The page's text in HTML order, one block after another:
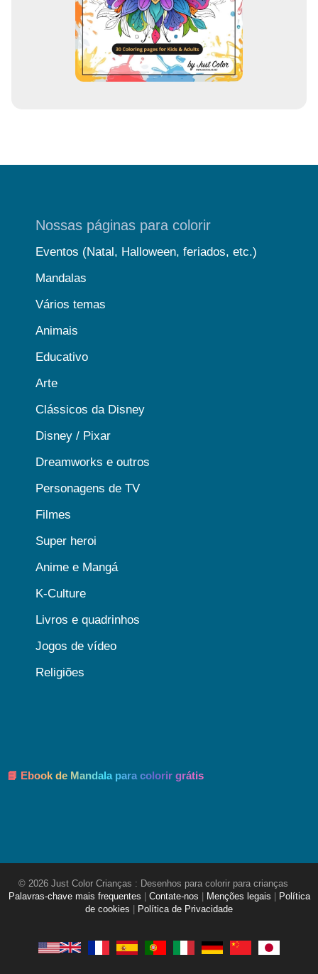
Nossas páginas para colorir
Eventos (Natal, Halloween, feriados, etc.)
Mandalas
Vários temas
Animais
Educativo
Arte
Clássicos da Disney
Disney / Pixar
Dreamworks e outros
Personagens de TV
Filmes
Super heroi
Anime e Mangá
K-Culture
Livros e quadrinhos
Jogos de vídeo
Religiões
📘 Ebook de Mandala para colorir grátis
© 2026 Just Color Crianças : Desenhos para colorir para crianças
Palavras-chave mais frequentes
Contate-nos Menções legais
Política
de cookies
Política de Privacidade